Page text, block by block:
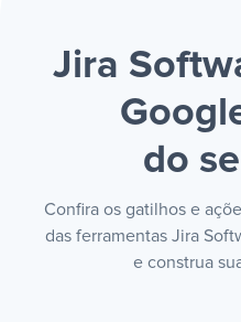
Jira
do
Confira os gatilhos e
das ferramentas Jira
e construa